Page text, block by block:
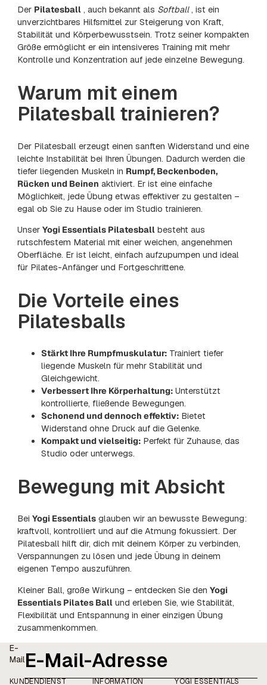
Der Pilatesball , auch bekannt als Softball, ist ein
unverzichtbares Hilfsmittel zur Steigerung von Kraft,
Stabilität und Körperbewusstsein. Trotz seiner kompakten
Größe ermöglicht er ein intensiveres Training mit mehr
Kontrolle und Konzentration auf jede einzelne Bewegung.
Warum mit einem
Pilatesball trainieren?
Der Pilatesball erzeugt einen sanften Widerstand und eine
leichte Instabilität bei Ihren Übungen. Dadurch werden die
tiefer liegenden Muskeln in Rumpf, Beckenboden,
Rücken und Beinen aktiviert. Er ist eine einfache
Möglichkeit, jede Übung etwas effektiver zu gestalten –
egal ob Sie zu Hause oder im Studio trainieren.
UnserYogi Essentials Pilatesball besteht aus
rutschfestem Material mit einer weichen, angenehmen
Oberfläche. Er ist leicht, einfach aufzupumpen und ideal
für Pilates-Anfänger und Fortgeschrittene.
Die Vorteile eines
Pilatesballs
Stärkt Ihre Rumpfmuskulatur: Trainiert tiefer
liegende Muskeln für mehr Stabilität und
Gleichgewicht.
Verbessert Ihre Körperhaltung: Unterstützt
kontrollierte, fließende Bewegungen.
Schonend und dennoch effektiv: Bietet
Widerstand ohne Druck auf die Gelenke.
Kompakt und vielseitig: Perfekt für Zuhause, das
Studio oder unterwegs.
Bewegung mit Absicht
BeiYogi Essentials glauben wir an bewusste Bewegung:
kraftvoll, kontrolliert und auf die Atmung fokussiert. Der
Pilatesball hilft dir, dich mit deinem Körper zu verbinden,
Verspannungen zu lösen und jede Übung in deinem
eigenen Tempo auszuführen.
Kleiner Ball, große Wirkung – entdecken Sie denYogi
Essentials Pilates Ball und erleben Sie, wie Stabilität,
Flexibilität und Entspannung in einer einzigen Übung
zusammenkommen.
E-
Mail
KUNDENDIENST INFORMATION YOGI ESSENTIALS